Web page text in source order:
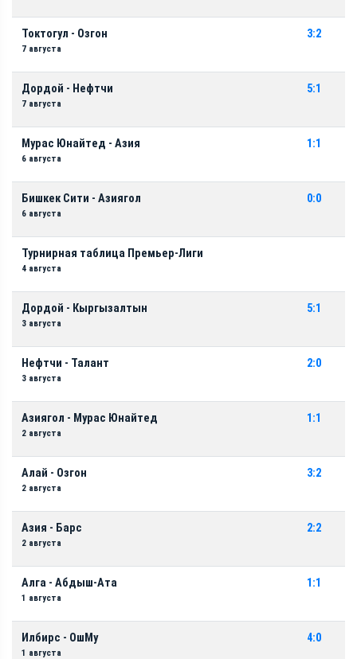
Токтогул - Озгон
7 августа
3:2
Дордой - Нефтчи
7 августа
5:1
Мурас Юнайтед - Азия
6 августа
1:1
Бишкек Сити - Азиягол
6 августа
0:0
Турнирная таблица Премьер-Лиги
4 августа
Дордой - Кыргызалтын
3 августа
5:1
Нефтчи - Талант
3 августа
2:0
Азиягол - Мурас Юнайтед
2 августа
1:1
Алай - Озгон
2 августа
3:2
Азия - Барс
2 августа
2:2
Алга - Абдыш-Ата
1 августа
1:1
Илбирс - ОшМу
1 августа
4:0